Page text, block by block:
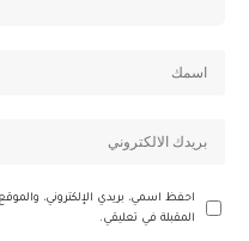
احفظ اسمي، بريدي الإلكتروني،
المقبلة في تعليقي.